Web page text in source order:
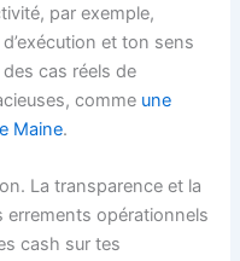
par exemple,
et ton sens
cas réels de
comme une
Maine.
La transparence et la
errements opérationnels
cash sur tes